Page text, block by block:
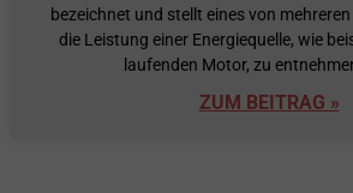
bezeichnet und stellt eines von
die Leistung einer Energiequelle, wie
laufenden Motor, zu
ZUM BEITRAG »